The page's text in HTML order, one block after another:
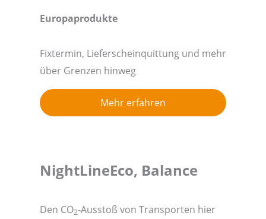
Europaprodukte
Fixtermin, Lieferscheinquittung und mehr
über Grenzen hinweg
Mehr erfahren
NightLineEco, Balance
Den CO2-Ausstoß von Transporten hier